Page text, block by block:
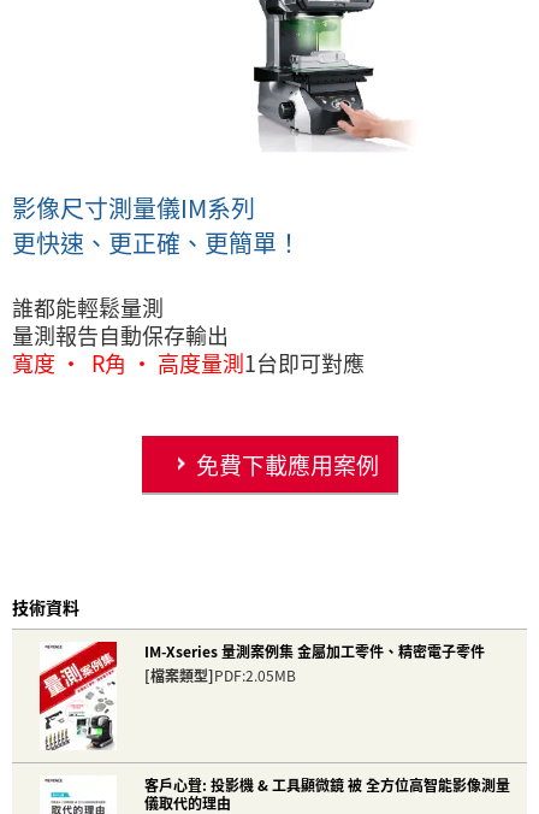
影像尺寸測量儀IM系列
更快速、更正確、更簡單！
誰都能輕鬆量測
量測報告自動保存輸出
寬度 ‧ R角 ‧ 高度量測1台即可對應
免費下載應用案例
技術資料
IM-Xseries 量測案例集 金屬加工零件、精密電子零件
[檔案類型]PDF:2.05MB
客戶心聲: 投影機 & 工具顯微鏡 被 全方位高智能影像測量
儀取代的理由